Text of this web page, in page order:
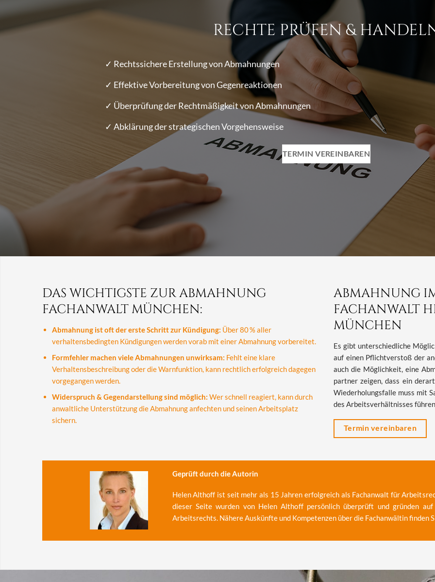
RECHTE PRÜFEN &
✓ Rechtssichere Erstellung von Abmahnungen
✓ Effektive Vorbereitung von Gegenreaktionen
✓ Überprüfung der Rechtmäßigkeit von Abmahnungen
✓ Abklärung der strategischen Vorgehensweise
TERMIN VEREINBAREN
DAS WICHTIGSTE ZUR ABMAHNUNG
FACHANWALT MÜNCHEN:
Abmahnung ist oft der erste Schritt zur Kündigung: Über 80 % aller
verhaltensbedingten Kündigungen werden vorab mit einer Abmahnung vorbereitet.
Formfehler machen viele Abmahnungen unwirksam: Fehlt eine klare
Verhaltensbeschreibung oder die Warnfunktion, kann rechtlich erfolgreich dagegen
vorgegangen werden.
Widerspruch & Gegendarstellung sind möglich: Wer schnell reagiert, kann durch
anwaltliche Unterstützung die Abmahnung anfechten und seinen Arbeitsplatz
sichern.
ABMAHNUNG
FACHANWALT
MÜNCHEN
Es gibt un­ter­schied­li­che
auf einen Pflich­tver­stoß der
auch die Mög­lich­keit, eine
part­ner zei­gen, dass ein
Wie­der­ho­lungs­fal­le muss mit
des Ar­beits­ver­hält­nis­ses
Termin vereinbaren
Geprüft durch die Autorin
Helen Althoff ist seit mehr als 15 Jahren erfolgreich als Fachanwalt für
dieser Seite wurden von Helen Althoff persönlich überprüft und gründen
Arbeitsrechts. Nähere Auskünfte und Kompetenzen über die Fachanwältin finden